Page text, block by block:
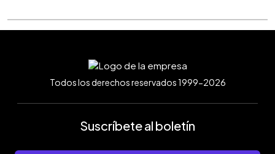
Todos los derechos reservados 1999-2026
Suscríbete al boletín